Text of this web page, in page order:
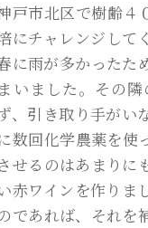
戸市北区で樹齢４
にチャレンジして
に雨が多かったた
まいました。その
、引き取り手がい
数回化学農薬を使
せるのはあまりに
赤ワインを作りま
であれば、それを